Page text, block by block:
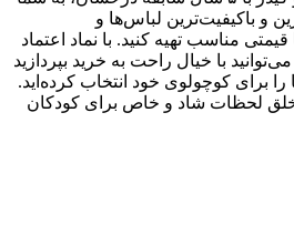
و باکیفیت‌ترین لباس‌ها و
مناسب تهیه کنید. با نماد اعتماد
با خیال راحت به خرید بپردازید
برای کوچولوی خود انتخاب کرده‌اید.
خلق لحظات شاد و خاص برای کودکان